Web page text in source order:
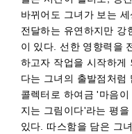
바뀌어도 그녀가 보는 세
전달하는 유연하지만 강
이 있다. 선한 영향력을
하고자 작업을 시작하게
다는 그녀의 출발점처럼
콜렉터로 하여금 '마음이
지는 그림이다'라는 평을
있다. 따스함을 담은 그